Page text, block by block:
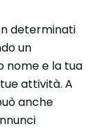
determinati
un
nome e la tua
attività. A
anche